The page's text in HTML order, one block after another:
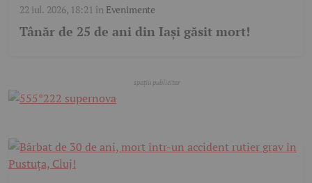
22 iul. 2026, 18:21 în Evenimente
Tânăr de 25 de ani din Iași găsit mort!